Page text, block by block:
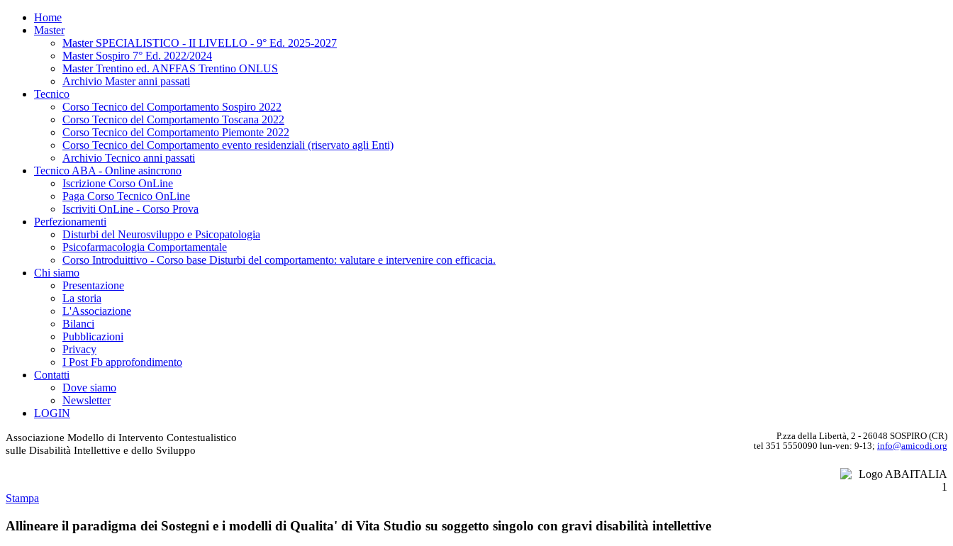
Home
Master
Master SPECIALISTICO - II LIVELLO - 9° Ed. 2025-2027
Master Sospiro 7° Ed. 2022/2024
Master Trentino ed. ANFFAS Trentino ONLUS
Archivio Master anni passati
Tecnico
Corso Tecnico del Comportamento Sospiro 2022
Corso Tecnico del Comportamento Toscana 2022
Corso Tecnico del Comportamento Piemonte 2022
Corso Tecnico del Comportamento evento residenziali (riservato agli Enti)
Archivio Tecnico anni passati
Tecnico ABA - Online asincrono
Iscrizione Corso OnLine
Paga Corso Tecnico OnLine
Iscriviti OnLine - Corso Prova
Perfezionamenti
Disturbi del Neurosviluppo e Psicopatologia
Psicofarmacologia Comportamentale
Corso Introduittivo - Corso base Disturbi del comportamento: valutare e intervenire con efficacia.
Chi siamo
Presentazione
La storia
L'Associazione
Bilanci
Pubblicazioni
Privacy
I Post Fb approfondimento
Contatti
Dove siamo
Newsletter
LOGIN
P.zza della Libertà, 2 - 26048 SOSPIRO (CR)
tel 351 5550090 lun-ven: 9-13; info@amicodi.org
Associazione Modello di Intervento Contestualistico
sulle Disabilità Intellettive e dello Sviluppo
Stampa
Allineare il paradigma dei Sostegni e i modelli di Qualita' di Vita Studio su soggetto singolo con gravi disabilità intellettive